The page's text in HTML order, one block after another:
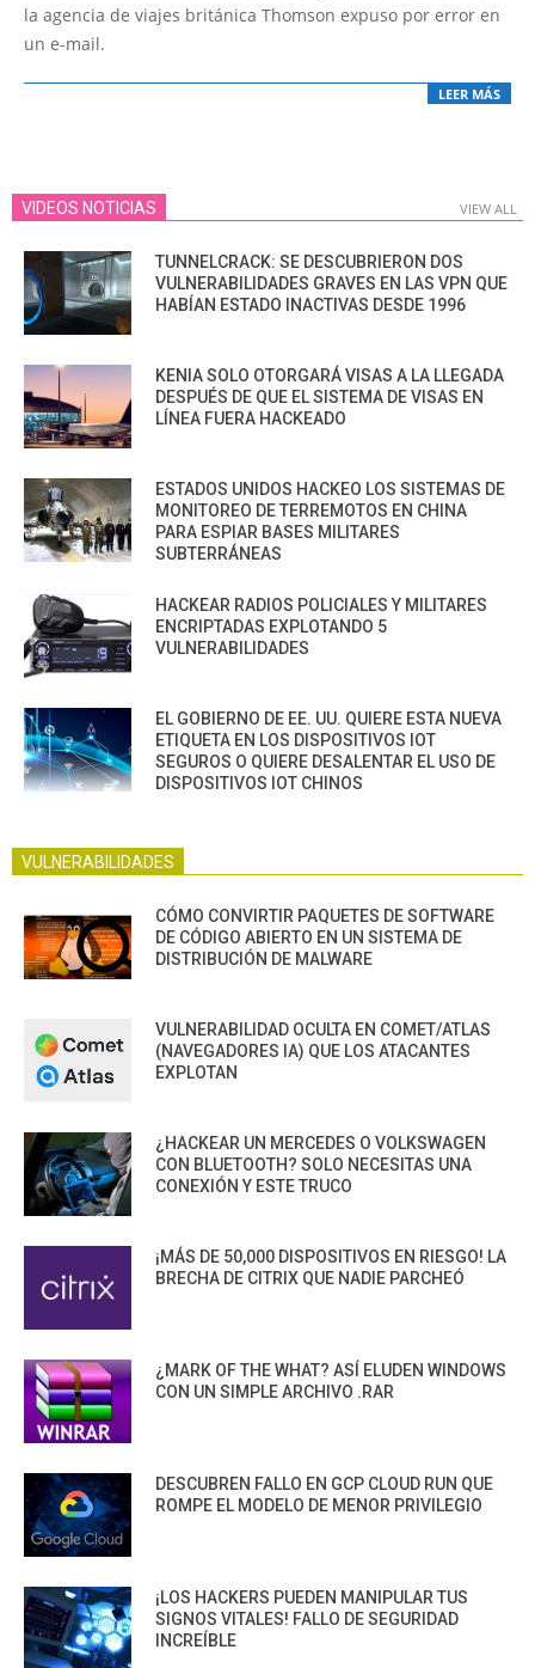
la agencia de viajes británica Thomson expuso por error en
un e-mail.
LEER MÁS
VIDEOS NOTICIAS VIEW ALL
TUNNELCRACK: SE DESCUBRIERON DOS
VULNERABILIDADES GRAVES EN LAS VPN QUE
HABÍAN ESTADO INACTIVAS DESDE 1996
KENIA SOLO OTORGARÁ VISAS A LA LLEGADA
DESPUÉS DE QUE EL SISTEMA DE VISAS EN
LÍNEA FUERA HACKEADO
ESTADOS UNIDOS HACKEO LOS SISTEMAS DE
MONITOREO DE TERREMOTOS EN CHINA
PARA ESPIAR BASES MILITARES
SUBTERRÁNEAS
HACKEAR RADIOS POLICIALES Y MILITARES
ENCRIPTADAS EXPLOTANDO 5
VULNERABILIDADES
EL GOBIERNO DE EE. UU. QUIERE ESTA NUEVA
ETIQUETA EN LOS DISPOSITIVOS IOT
SEGUROS O QUIERE DESALENTAR EL USO DE
DISPOSITIVOS IOT CHINOS
VULNERABILIDADES
CÓMO CONVIRTIR PAQUETES DE SOFTWARE
DE CÓDIGO ABIERTO EN UN SISTEMA DE
DISTRIBUCIÓN DE MALWARE
VULNERABILIDAD OCULTA EN COMET/ATLAS
(NAVEGADORES IA) QUE LOS ATACANTES
EXPLOTAN
¿HACKEAR UN MERCEDES O VOLKSWAGEN
CON BLUETOOTH? SOLO NECESITAS UNA
CONEXIÓN Y ESTE TRUCO
¡MÁS DE 50,000 DISPOSITIVOS EN RIESGO! LA
BRECHA DE CITRIX QUE NADIE PARCHEÓ
¿MARK OF THE WHAT? ASÍ ELUDEN WINDOWS
CON UN SIMPLE ARCHIVO .RAR
DESCUBREN FALLO EN GCP CLOUD RUN QUE
ROMPE EL MODELO DE MENOR PRIVILEGIO
¡LOS HACKERS PUEDEN MANIPULAR TUS
SIGNOS VITALES! FALLO DE SEGURIDAD
INCREÍBLE